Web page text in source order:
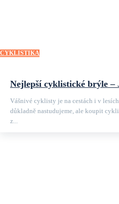
CYKLISTIKA
Nejlepší cyklistické brýle
Vášnivé cyklisty je na cestách i v
důkladně nastudujeme, ale koupit
z...